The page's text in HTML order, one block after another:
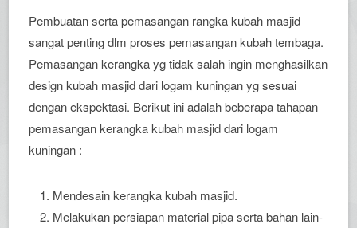
Pembuatan serta pemasangan rangka kubah masjid
sangat penting dlm proses pemasangan kubah tembaga.
Pemasangan kerangka yg tidak salah ingin menghasilkan
design kubah masjid dari logam kuningan yg sesuai
dengan ekspektasi. Berikut ini adalah beberapa tahapan
pemasangan kerangka kubah masjid dari logam
kuningan :
Mendesain kerangka kubah masjid.
Melakukan persiapan material pipa serta bahan lain-